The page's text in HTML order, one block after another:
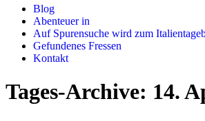
Blog
Abenteuer in
Auf Spurensuche wird zum
Gefundenes Fressen
Kontakt
Tages-Archive: 14.